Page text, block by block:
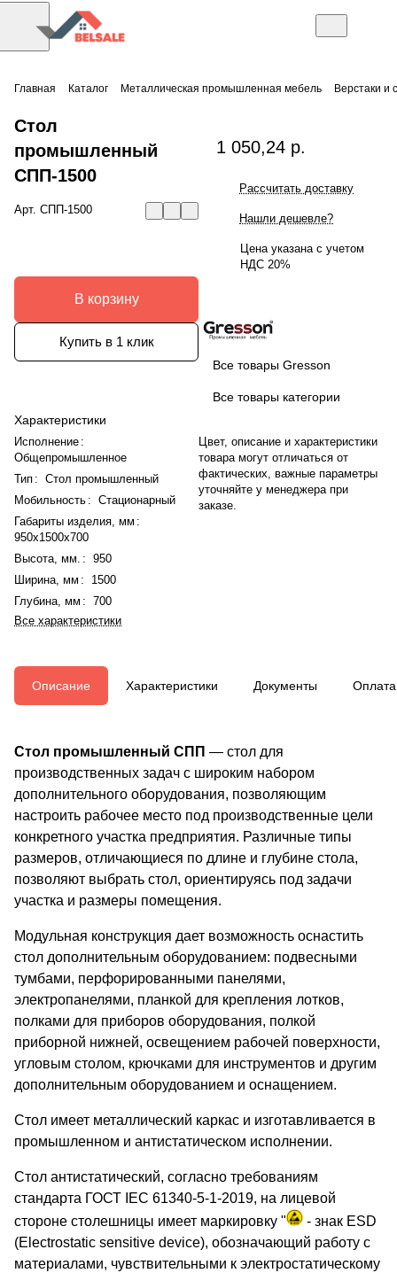
Главная Каталог Металлическая промышленная мебель Верстаки и
Стол
промышленный
СПП-1500
Арт. СПП-1500
В корзину
Купить в 1 клик
Характеристики
Исполнение :
Общепромышленное
Тип : Стол промышленный
Мобильность : Стационарный
Габариты изделия, мм :
950x1500x700
Высота, мм. : 950
Ширина, мм :
1500
Глубина, мм : 700
Все характеристики
1 050,24 р.
Рассчитать доставку
Нашли дешевле?
Цена указана с учетом
НДС 20%
Все товары Gresson
Все товары категории
Цвет, описание и характеристики
товара могут отличаться от
фактических, важные параметры
уточняйте у менеджера при
заказе.
Описание Характеристики Документы Оплата
Стол промышленный CПП — стол для
производственных задач с широким набором
дополнительного оборудования, позволяющим
настроить рабочее место под производственные цели
конкретного участка предприятия. Различные типы
размеров, отличающиеся по длине и глубине стола,
позволяют выбрать стол, ориентируясь под задачи
участка и размеры помещения.
Модульная конструкция дает возможность оснастить
стол дополнительным оборудованием: подвесными
тумбами, перфорированными панелями,
электропанелями, планкой для крепления лотков,
полками для приборов оборудования, полкой
приборной нижней, освещением рабочей поверхности,
угловым столом, крючками для инструментов и другим
дополнительным оборудованием и оснащением.
Стол имеет металлический каркас и изготавливается в
промышленном и антистатическом исполнении.
Стол антистатический, согласно требованиям
стандарта ГОСТ IEC 61340-5-1-2019, на лицевой
стороне столешницы имеет маркировку "
- знак ESD
(Electrostatic sensitive device), обозначающий работу с
материалами, чувствительными к электростатическому